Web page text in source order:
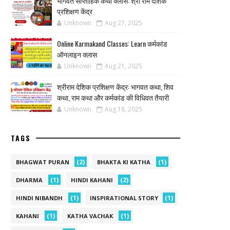
प्रशिक्षण केंद्र
Unknown Aug 27, 2025
Online Karmakand Classes: Learn कर्मकांड
ऑनलाइन क्लास
Unknown Aug 21, 2025
श्रीराम देशिक प्रशिक्षण केंद्र: भागवत कथा, शिव
कथा, राम कथा और कर्मकांड की विधिवत तैयारी
Unknown Aug 18, 2025
TAGS
BHAGWAT PURAN (2) BHAKTA KI KATHA (1)
DHARMA (1) HINDI KAHANI (2)
HINDI NIBANDH (1) INSPIRATIONAL STORY (1)
KAHANI (1) KATHA VACHAK (1)